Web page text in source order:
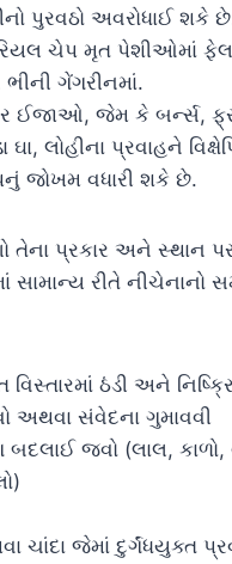
પુરવઠો અવરોધાઈ શકે
ચેપ મૃત પેશીઓમાં
ગેંગરીનમાં.
ઈજાઓ, જેમ કે બર્ન્સ,
લોહીના પ્રવાહને
જોખમ વધારી શકે છે.
તેના પ્રકાર અને સ્થાન
સામાન્ય રીતે નીચેનાનો
ઠંડી અને
અથવા સંવેદના ગુમાવવી
બદલાઈ જવો (લાલ, કાળો,
ચાંદા જેમાં દુર્ગંધયુક્ત